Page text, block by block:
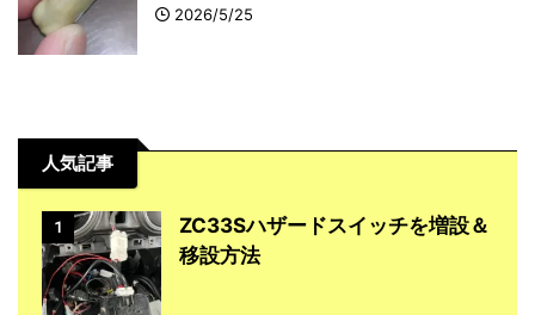
2026/5/25
人気記事
1
ZC33Sハザードスイッチを増設＆
移設方法